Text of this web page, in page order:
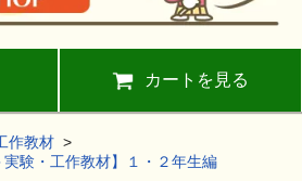
カートを見る
作教材 >
実験・工作教材】１・２年生編